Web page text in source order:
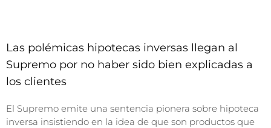
Las polémicas hipotecas inversas llegan al
Supremo por no haber sido bien explicadas a
los clientes
El Supremo emite una sentencia pionera sobre hipoteca
inversa insistiendo en la idea de que son productos que